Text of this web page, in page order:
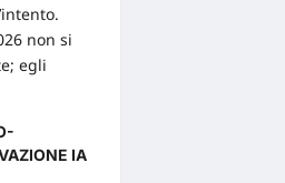
non si
egli
IA